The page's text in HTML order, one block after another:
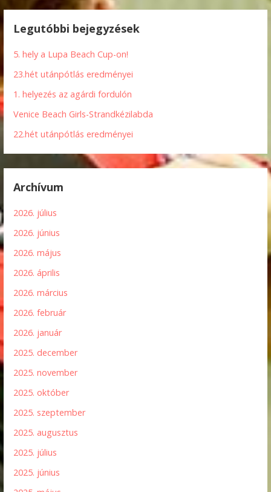
Legutóbbi bejegyzések
5. hely a Lupa Beach Cup-on!
23.hét utánpótlás eredményei
1. helyezés az agárdi fordulón
Venice Beach Girls-Strandkézilabda
22.hét utánpótlás eredményei
Archívum
2026. július
2026. június
2026. május
2026. április
2026. március
2026. február
2026. január
2025. december
2025. november
2025. október
2025. szeptember
2025. augusztus
2025. július
2025. június